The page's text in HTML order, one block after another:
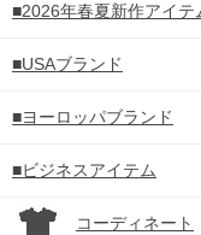
■2026年春夏新作アイテ
■USAブランド
■ヨーロッパブランド
■ビジネスアイテム
コーディネート